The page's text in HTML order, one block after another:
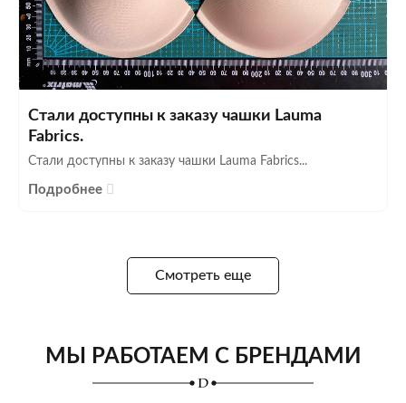
Стали доступны к заказу чашки Lauma
Fabrics.
Стали доступны к заказу чашки Lauma Fabrics...
Подробнее
Смотреть еще
МЫ РАБОТАЕМ С БРЕНДАМИ